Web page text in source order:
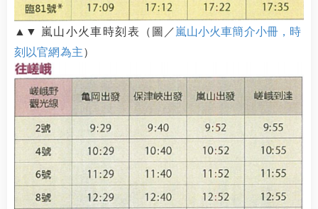
▲ ▼ 嵐山小火車時刻表（ 圖／嵐山小火車簡介小冊，時
刻以官網為主）